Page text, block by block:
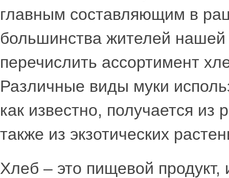
главным составляющим в
большинства жителей
перечислить ассортимент
Различные виды муки
как известно, получается из
также из экзотических
Хлеб – это пищевой продукт,